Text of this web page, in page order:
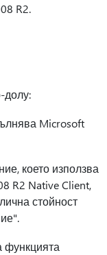
R2.
долу:
Microsoft
което използва
R2 Native Client,
стойност
функцията